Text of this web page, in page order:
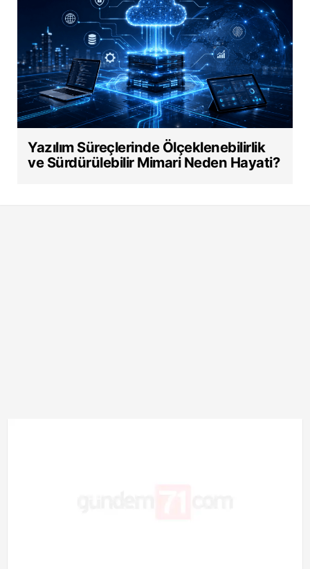
Yazılım Süreçlerinde Ölçeklenebilirlik
ve Sürdürülebilir Mimari Neden Hayati?